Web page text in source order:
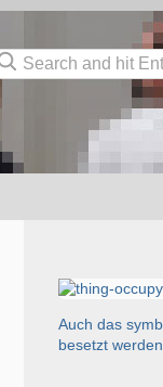
Auch das
besetzt